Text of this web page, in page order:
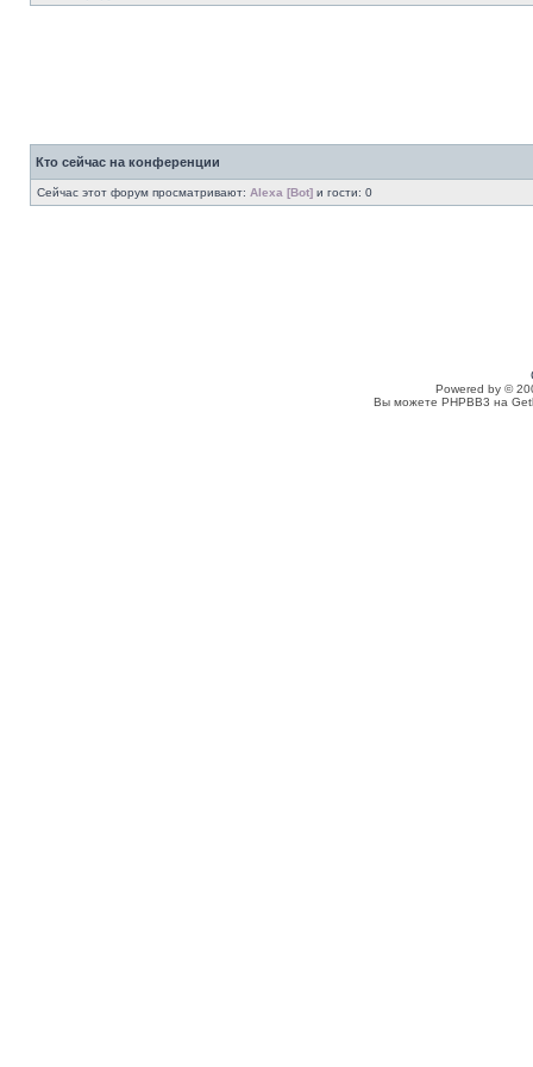
Кто сейчас на конференции
Сейчас этот форум просматривают: Alexa [Bot] и гости: 0
Powered by ©
Вы можете PHPBB3 на